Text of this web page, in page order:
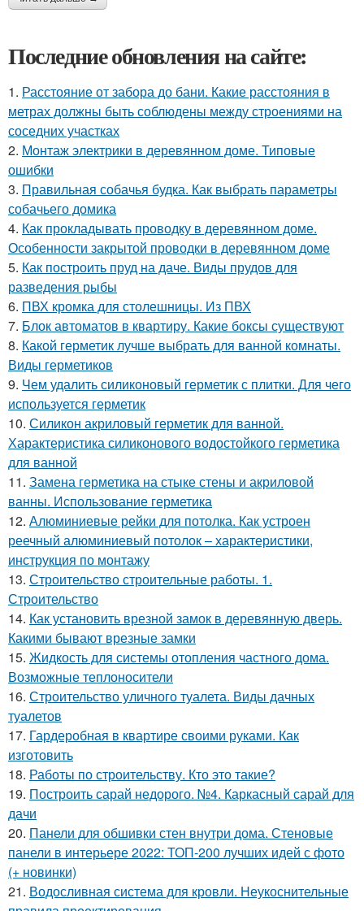
Последние обновления на сайте:
1. Расстояние от забора до бани. Какие расстояния в
метрах должны быть соблюдены между строениями на
соседних участках
2. Монтаж электрики в деревянном доме. Типовые
ошибки
3. Правильная собачья будка. Как выбрать параметры
собачьего домика
4. Как прокладывать проводку в деревянном доме.
Особенности закрытой проводки в деревянном доме
5. Как построить пруд на даче. Виды прудов для
разведения рыбы
6. ПВХ кромка для столешницы. Из ПВХ
7. Блок автоматов в квартиру. Какие боксы существуют
8. Какой герметик лучше выбрать для ванной комнаты.
Виды герметиков
9. Чем удалить силиконовый герметик с плитки. Для чего
используется герметик
10. Силикон акриловый герметик для ванной.
Характеристика силиконового водостойкого герметика
для ванной
11. Замена герметика на стыке стены и акриловой
ванны. Использование герметика
12. Алюминиевые рейки для потолка. Как устроен
реечный алюминиевый потолок – характеристики,
инструкция по монтажу
13. Строительство строительные работы. 1.
Строительство
14. Как установить врезной замок в деревянную дверь.
Какими бывают врезные замки
15. Жидкость для системы отопления частного дома.
Возможные теплоносители
16. Строительство уличного туалета. Виды дачных
туалетов
17. Гардеробная в квартире своими руками. Как
изготовить
18. Работы по строительству. Кто это такие?
19. Построить сарай недорого. №4. Каркасный сарай для
дачи
20. Панели для обшивки стен внутри дома. Стеновые
панели в интерьере 2022: ТОП-200 лучших идей с фото
(+ новинки)
21. Водосливная система для кровли. Неукоснительные